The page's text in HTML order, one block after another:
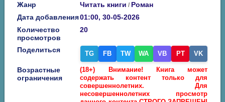
Жанр
Читать книги / Роман
Дата добавления01:00, 30-05-2026
Количество
просмотров
20
Поделиться TG FB TW WA VB PT VK
Возрастные
ограничения
(18+) Внимание! Книга может
содержать контент только для
совершеннолетних. Для
несовершеннолетних просмотр